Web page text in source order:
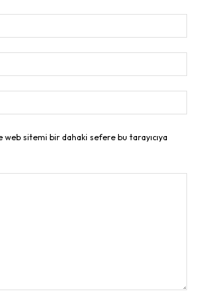
web sitemi bir dahaki sefere bu tarayıcıya